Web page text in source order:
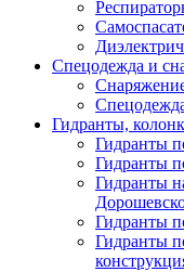
Спецодежда и
Гидранты,
Гидранты
Гидранты
Гидранты
Гидранты
Гидранты